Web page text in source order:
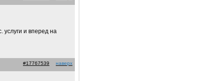
услуги и вперед на
#17767539 наверх